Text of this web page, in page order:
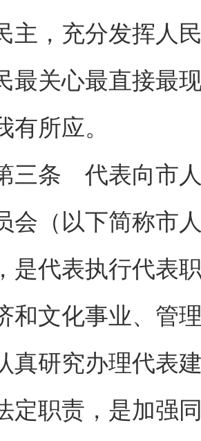
主，充分发挥人
最关心最直接最
有所应。
条 代表向市人
会（以下简称市
是代表执行代表
和文化事业、管
研究办理代表建
定职责，是加强